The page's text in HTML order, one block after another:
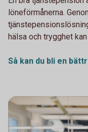
löneförmånerna.
hälsa och trygghet
Så kan du bli en